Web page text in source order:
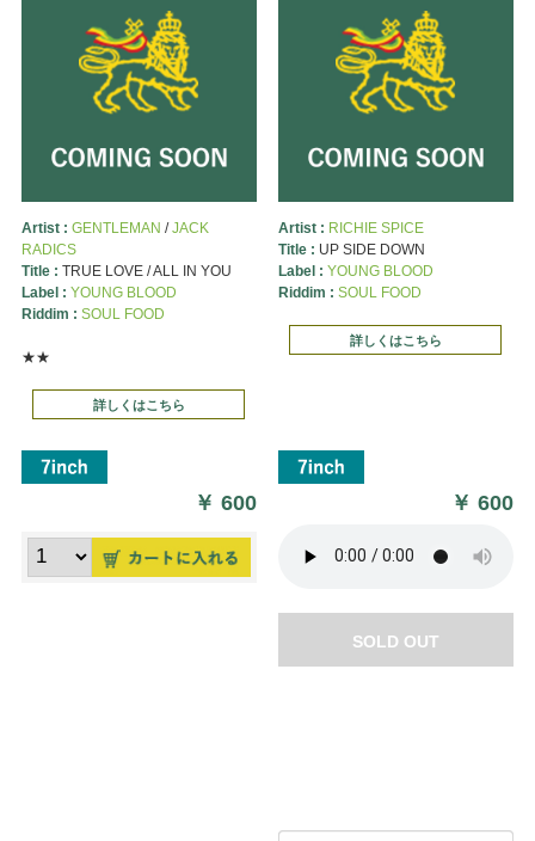
Artist : GENTLEMAN /JACK
RADICS
Title : TRUE LOVE / ALL IN YOU
Label : YOUNG BLOOD
Riddim : SOUL FOOD
★★
詳しくはこちら
￥600
Artist : RICHIE SPICE
Title : UP SIDE DOWN
Label : YOUNG BLOOD
Riddim : SOUL FOOD
詳しくはこちら
￥600
SOLD OUT